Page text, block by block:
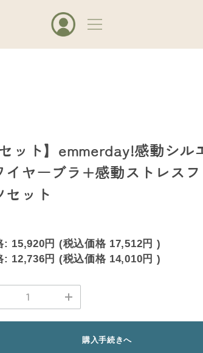
セット】emmerday!感動シル
イヤーブラ+感動ストレスフ
セット
: 15,920円 (税込価格 17,512円 )
: 12,736円 (税込価格 14,010円 )
購入手続きへ